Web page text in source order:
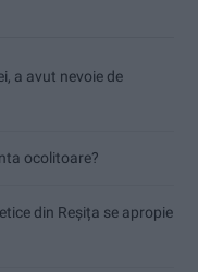
a avut nevoie de
ocolitoare?
din Reșița se apropie